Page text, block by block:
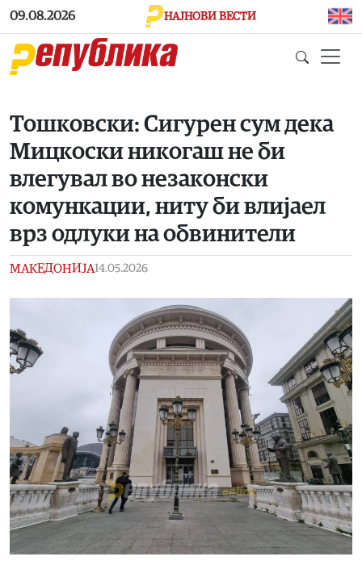
Skip to main content
09.08.2026 НАЈНОВИ ВЕСТИ
Тошковски: Сигурен сум дека
Мицкоски никогаш не би
влегувал во незаконски
комункации, ниту би влијаел
врз одлуки на обвинители
МАКЕДОНИЈА14.05.2026